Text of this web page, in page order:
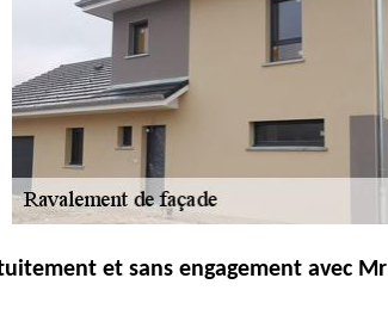
et sans engagement avec Mr